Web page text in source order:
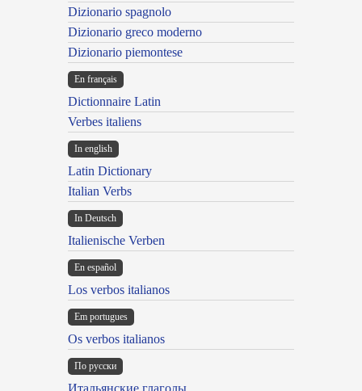
Dizionario spagnolo
Dizionario greco moderno
Dizionario piemontese
En français
Dictionnaire Latin
Verbes italiens
In english
Latin Dictionary
Italian Verbs
In Deutsch
Italienische Verben
En español
Los verbos italianos
Em portugues
Os verbos italianos
По русски